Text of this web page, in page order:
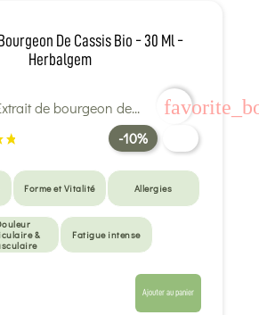
De Cassis Bio - 30 Ml -
Herbalgem
-10%
Forme et Vitalité Allergies
&
Fatigue intense
Ajouter au panier